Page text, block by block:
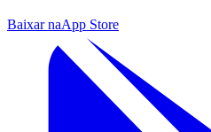
Baixar naApp Store